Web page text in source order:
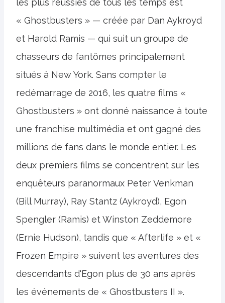
les plus réussies de tous les temps est
« Ghostbusters » — créée par Dan Aykroyd
et Harold Ramis — qui suit un groupe de
chasseurs de fantômes principalement
situés à New York. Sans compter le
redémarrage de 2016, les quatre films «
Ghostbusters » ont donné naissance à toute
une franchise multimédia et ont gagné des
millions de fans dans le monde entier. Les
deux premiers films se concentrent sur les
enquêteurs paranormaux Peter Venkman
(Bill Murray), Ray Stantz (Aykroyd), Egon
Spengler (Ramis) et Winston Zeddemore
(Ernie Hudson), tandis que « Afterlife » et «
Frozen Empire » suivent les aventures des
descendants d'Egon plus de 30 ans après
les événements de « Ghostbusters II ».